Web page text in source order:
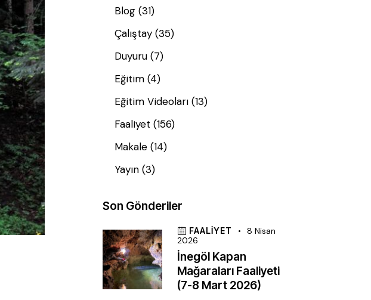
Blog (31)
Çalıştay (35)
Duyuru (7)
Eğitim (4)
Eğitim Videoları (13)
Faaliyet (156)
Makale (14)
Yayın (3)
Son Gönderiler
FAALIYET
8 Nisan
2026
İnegöl Kapan
Mağaraları Faaliyeti
(7-8 Mart 2026)